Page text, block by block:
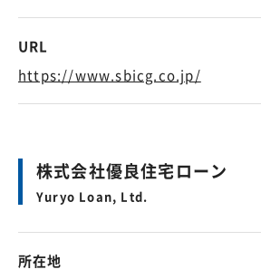
URL
https://www.sbicg.co.jp/
株式会社優良住宅ローン
Yuryo Loan, Ltd.
所在地